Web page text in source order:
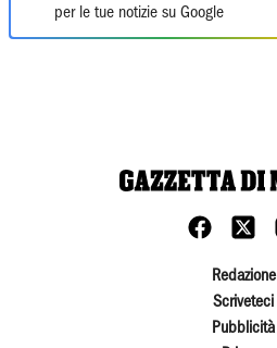
per le tue notizie su Google
Redazione
Scriveteci
Pubblicità